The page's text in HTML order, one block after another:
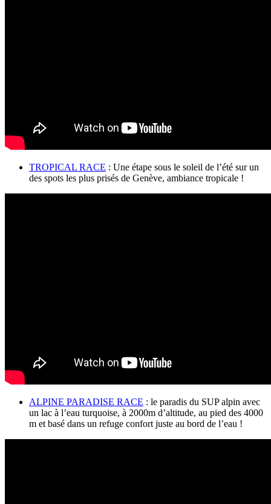
TROPICAL RACE : Une étape sous le soleil de l’été sur un
des spots les plus prisés de Genève, ambiance tropicale !
ALPINE PARADISE RACE : le paradis du SUP alpin avec
un lac à l’eau turquoise, à 2000m d’altitude, au pied des 4000
m et basé dans un refuge confort juste au bord de l’eau !